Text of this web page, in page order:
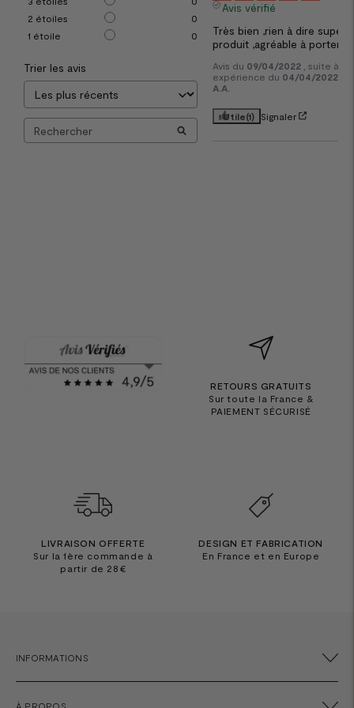
2 étoiles
0
1 étoile 0
Trier les avis
Avis vérifié
Très bien ,rien à dire super
produit ,agréable à porter
Avis du 09/04/2022
, suite à
expérience du 04/04/2022
A.A.
Utile(1) Signaler
RETOURS GRATUITS
Sur toute la France &
PAIEMENT SÉCURISÉ
LIVRAISON OFFERTE
Sur la 1ère commande à
partir de 28€
DESIGN ET FABRICATION
En France et en Europe
INFORMATIONS
À PROPOS